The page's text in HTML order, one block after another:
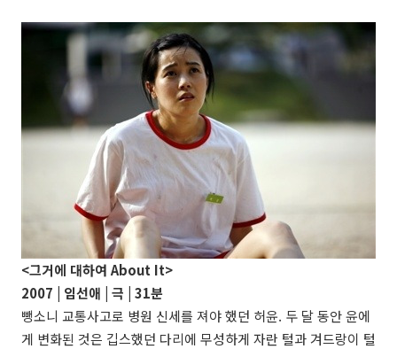
<그거에 대하여 About It>
2007 | 임선애 | 극 | 31분
뺑소니 교통사고로 병원 신세를 져야 했던 허윤. 두 달 동안 윤에
게 변화된 것은 깁스했던 다리에 무성하게 자란 털과 겨드랑이 털